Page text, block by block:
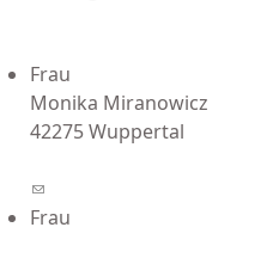
Frau
Monika Miranowicz
42275 Wuppertal
(link sends e-mail)
Frau